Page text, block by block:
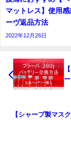
マットレス】使用
ーヴ返品方法
2022年12月26日
ー
【シャープ製マス